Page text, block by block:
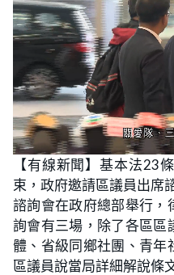
U
n
m
u
t
e
o
a
d
e
d
:
3
1
.
7
6
%
【有線新聞】基本法23
束，政府邀請區議員出席
諮詢會在政府總部舉行，
詢會有三場，除了各區區
體、省級同鄉社團、青年
區議員說當局詳細解說條